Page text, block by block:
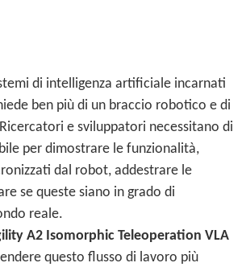
di intelligenza artificiale incarnati
ben più di un braccio robotico e di
e sviluppatori necessitano di
per dimostrare le funzionalità,
dal robot, addestrare le
se queste siano in grado di
reale.
A2 Isomorphic Teleoperation VLA
questo flusso di lavoro più